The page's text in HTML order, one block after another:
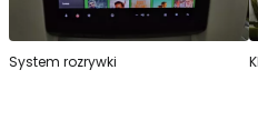
System rozrywki